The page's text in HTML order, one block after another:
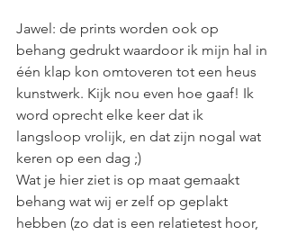
Jawel: de prints worden ook op
behang gedrukt waardoor ik mijn hal in
één klap kon omtoveren tot een heus
kunstwerk. Kijk nou even hoe gaaf! Ik
word oprecht elke keer dat ik
langsloop vrolijk, en dat zijn nogal wat
keren op een dag ;)
Wat je hier ziet is op maat gemaakt
behang wat wij er zelf op geplakt
hebben (zo dat is een relatietest hoor,